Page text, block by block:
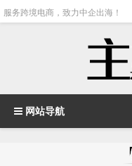
服务跨境电商，致力中企出海！
网站导航